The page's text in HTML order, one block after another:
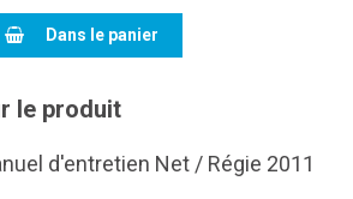
Dans le panier
le produit
d'entretien Net / Régie 2011